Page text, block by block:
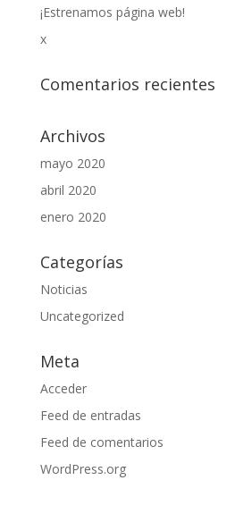
¡Estrenamos página web!
x
Comentarios recientes
Archivos
mayo 2020
abril 2020
enero 2020
Categorías
Noticias
Uncategorized
Meta
Acceder
Feed de entradas
Feed de comentarios
WordPress.org